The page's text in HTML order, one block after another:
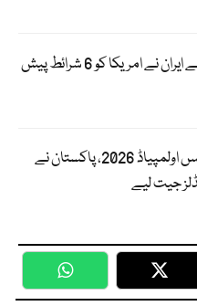
آبنائے ہرمز کھولنے کیلئے ایران نے امریکا کو 6 شرائط پیش
انٹرنیشنل نیوکلیئر سائنس اولمپیاڈ 2026، پاکستان نے
جیت لیے
WhatsApp